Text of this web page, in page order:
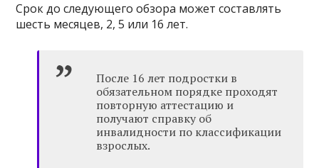
Срок до следующего обзора может составлять
шесть месяцев, 2, 5 или 16 лет.
После 16 лет подростки в
обязательном порядке проходят
повторную аттестацию и
получают справку об
инвалидности по классификации
взрослых.